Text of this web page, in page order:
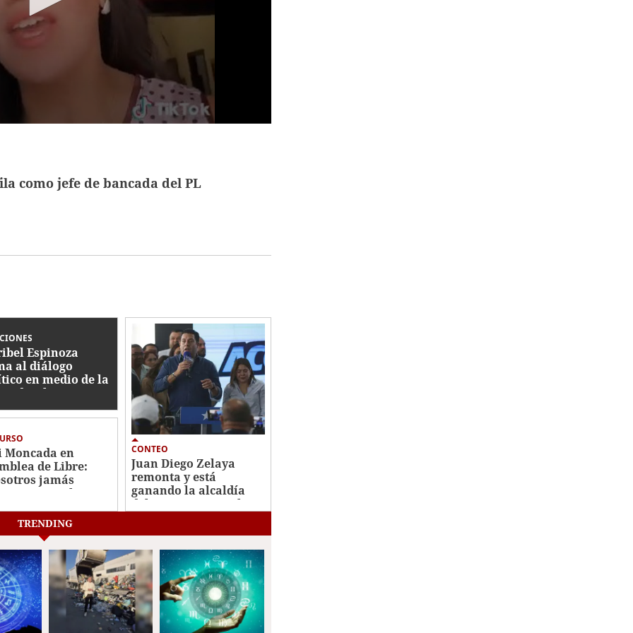
como jefe de bancada del PL
Espinoza
al diálogo
en medio de la
Moncada en
de Libre:
jamás
las
CONTEO
Juan Diego Zelaya
remonta y está
ganando la alcaldía
del Distrito Central
TRENDING